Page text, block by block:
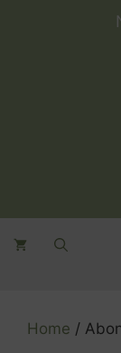
Home /